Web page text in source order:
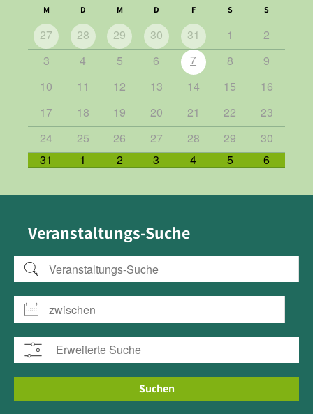
M D M D F S S
27 28 29 30 31 1
2
3
4 5 6 7 8
9
10
11 12 13 14 15
16
17
18 19 20 21 22
23
24
25 26 27 28 29
30
31
1 2 3 4 5 6
Veranstaltungs-Suche
Veranstaltungs-Suche
zwischen
Suchen